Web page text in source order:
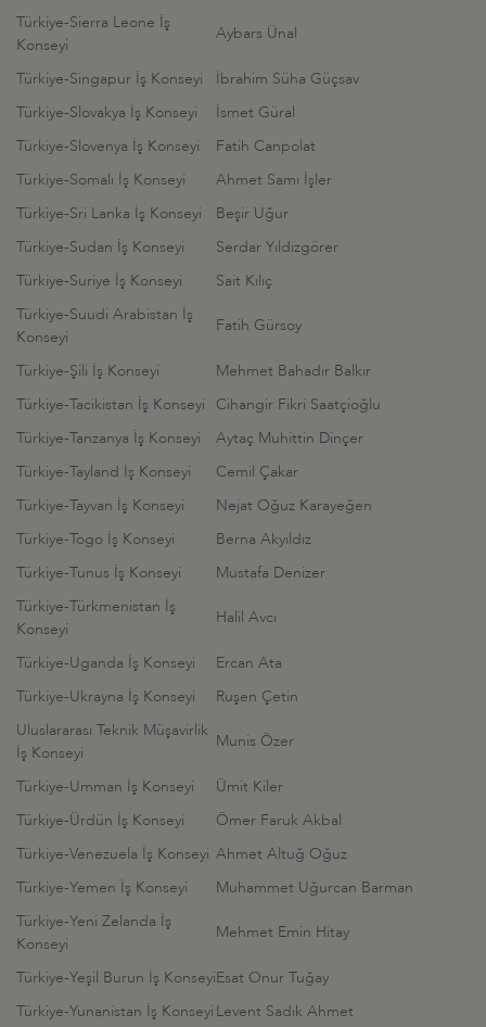
Türkiye-Sierra Leone İş
Konseyi
Aybars Ünal
Türkiye-Singapur İş Konseyi
İbrahim Süha Güçsav
Türkiye-Slovakya İş Konseyi
İsmet Güral
Türkiye-Slovenya İş Konseyi
Fatih Canpolat
Türkiye-Somalı İş Konseyi
Ahmet Samı İşler
Türkiye-Sri Lanka İş Konseyi
Beşir Uğur
Türkiye-Sudan İş Konseyi
Serdar Yıldızgörer
Türkiye-Suriye İş Konseyi
Sait Kılıç
Türkiye-Suudi Arabistan İş
Konseyi
Fatih Gürsoy
Türkiye-Şili İş Konseyi
Mehmet Bahadır Balkır
Türkiye-Tacikistan İş Konseyi
Cihangir Fikri Saatçioğlu
Türkiye-Tanzanya İş Konseyi
Aytaç Muhittin Dinçer
Türkiye-Tayland İş Konseyi
Cemil Çakar
Türkiye-Tayvan İş Konseyi
Nejat Oğuz Karayeğen
Türkiye-Togo İş Konseyi
Berna Akyıldız
Türkiye-Tunus İş Konseyi
Mustafa Denizer
Türkiye-Türkmenistan İş
Konseyi
Halil Avcı
Türkiye-Uganda İş Konseyi
Ercan Ata
Türkiye-Ukrayna İş Konseyi
Ruşen Çetin
Uluslararası Teknik Müşavirlik
İş Konseyi
Munis Özer
Türkiye-Umman İş Konseyi
Ümit Kiler
Türkiye-Ürdün İş Konseyi
Ömer Faruk Akbal
Türkiye-Venezuela İş Konseyi Ahmet Altuğ Oğuz
Türkiye-Yemen İş Konseyi
Muhammet Uğurcan Barman
Türkiye-Yeni Zelanda İş
Konseyi
Mehmet Emin Hitay
Türkiye-Yeşil Burun İş KonseyiEsat Onur Tuğay
Türkiye-Yunanistan İş Konseyi Levent Sadık Ahmet